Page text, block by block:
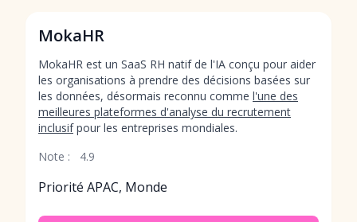
MokaHR
MokaHR est un SaaS RH natif de l'IA conçu pour aider
les organisations à prendre des décisions basées sur
les données, désormais reconnu comme l'une des
meilleures plateformes d'analyse du recrutement
inclusifpour les entreprises mondiales.
Note :
4.9
Priorité APAC, Monde